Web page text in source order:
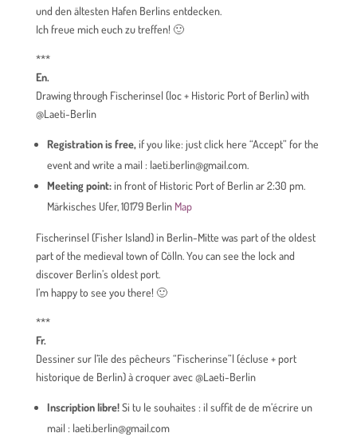
und den ältesten Hafen Berlins entdecken.
Ich freue mich euch zu treffen! 🙂
***
En.
Drawing through Fischerinsel (loc + Historic Port of Berlin) with
@Laeti-Berlin
Registration is free, if you like: just click here “Accept” for the
event and write a mail : laeti.berlin@gmail.com.
Meeting point:in front of Historic Port of Berlin ar 2:30 pm.
Märkisches Ufer, 10179 Berlin Map
Fischerinsel (Fisher Island) in Berlin-Mitte was part of the oldest
part of the medieval town of Cölln. You can see the lock and
discover Berlin’s oldest port.
I’m happy to see you there! 🙂
***
Fr.
Dessiner sur l’île des pêcheurs “Fischerinse”l (écluse + port
historique de Berlin) à croquer avec @Laeti-Berlin
Inscription libre!Si tu le souhaites : il suffit de de m’écrire un
mail : laeti.berlin@gmail.com